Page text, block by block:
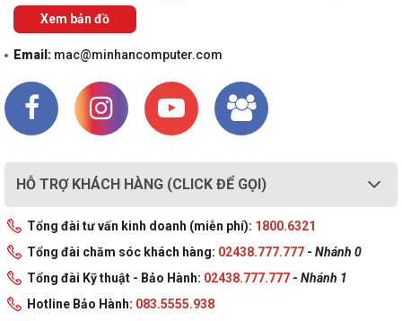
Xem bản đồ
Email: mac@minhancomputer.com
HỖ TRỢ KHÁCH HÀNG (CLICK ĐỂ GỌI)
Tổng đài tư vấn kinh doanh (miễn phí): 1800.6321
Tổng đài chăm sóc khách hàng: 02438.777.777 - Nhánh 0
Tổng đài Kỹ thuật - Bảo Hành: 02438.777.777 - Nhánh 1
Hotline Bảo Hành: 083.5555.938